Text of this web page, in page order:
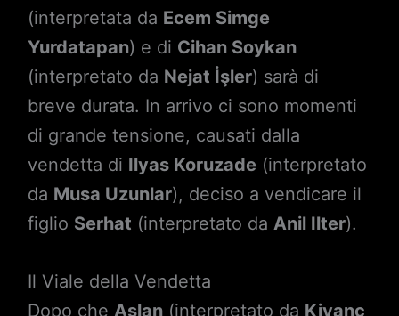
(interpretata da Ecem Simge
Yurdatapan) e di Cihan Soykan
(interpretato da Nejat İşler) sarà di
breve durata. In arrivo ci sono momenti
di grande tensione, causati dalla
vendetta di Ilyas Koruzade (interpretato
da Musa Uzunlar), deciso a vendicare il
figlio Serhat (interpretato da Anil Ilter).
Il Viale della Vendetta
Dopo che Aslan(interpretato da Kivanc